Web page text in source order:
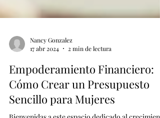
Nancy Gonzalez
17 abr 2024
2 min de lectura
Empoderamiento Financiero:
Cómo Crear un Presupuesto